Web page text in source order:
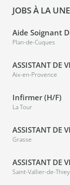
JOBS À LA UNE
Aide Soignant
Plan-de-Cuques
ASSISTANT DE
Aix-en-Provence
Infirmer (H/F)
La Tour
ASSISTANT DE
Grasse
ASSISTANT DE
Saint-Vallier-de-Thiey